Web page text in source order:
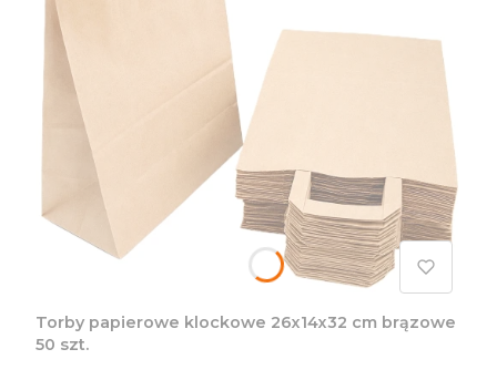
Torby papierowe klockowe 26x14x32 cm brązowe
50 szt.